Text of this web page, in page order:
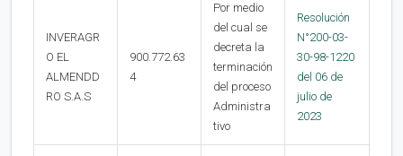
INVERAGR
O EL
ALMENDD
RO S.A.S
900.772.63
4
Por medio
del cual se
decreta la
terminación
del proceso
Administra
tivo
Resolución
N°200-03-
30-98-1220
del 06 de
julio de
2023